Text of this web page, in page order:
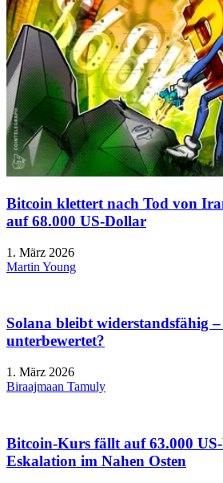
Bitcoin klettert nach Tod von
auf 68.000 US-Dollar
1. März 2026
Martin Young
Solana bleibt widerstandsfähig
unterbewertet?
1. März 2026
Biraajmaan Tamuly
Bitcoin-Kurs fällt auf 63.000
Eskalation im Nahen Osten